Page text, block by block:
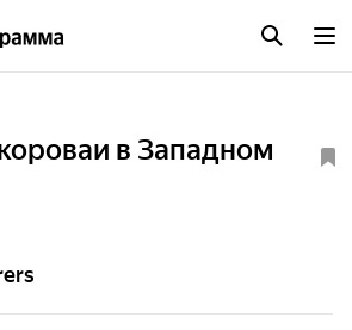
в Западном